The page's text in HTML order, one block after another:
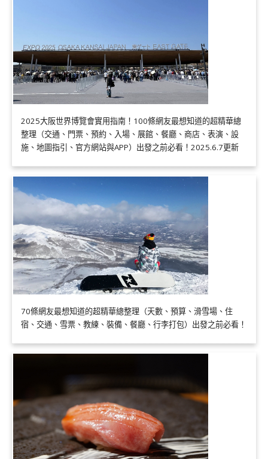
2025大阪世界博覽會實用指南！100條網友最想知道的超精華總
整理（交通、門票、預約、入場、展館、餐廳、商店、表演、設
施、地圖指引、官方網站與APP）出發之前必看！2025.6.7更新
70條網友最想知道的超精華總整理（天數、預算、滑雪場、住
宿、交通、雪票、教練、裝備、餐廳、行李打包）出發之前必看！